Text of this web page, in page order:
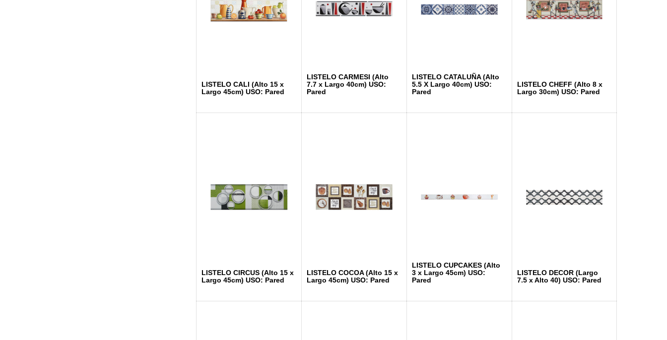
LISTELO CALI (Alto 15 x
Largo 45cm) USO: Pared
LISTELO CARMESI (Alto
7.7 x Largo 40cm) USO:
Pared
LISTELO CATALUÑA (Alto
5.5 X Largo 40cm) USO:
Pared
LISTELO CHEFF (Alto 8 x
Largo 30cm) USO: Pared
LISTELO CIRCUS (Alto 15 x
Largo 45cm) USO: Pared
LISTELO COCOA (Alto 15 x
Largo 45cm) USO: Pared
LISTELO CUPCAKES (Alto
3 x Largo 45cm) USO:
Pared
LISTELO DECOR (Largo
7.5 x Alto 40) USO: Pared